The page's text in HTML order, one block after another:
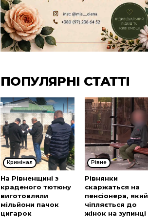
ПОПУЛЯРНІ СТАТТІ
Кримінал
На Рівненщині з
краденого тютюну
виготовляли
мільйони пачок
цигарок
Рівне
Рівнянки
скаржаться на
пенсіонера, який
чіпляється до
жінок на зупинці